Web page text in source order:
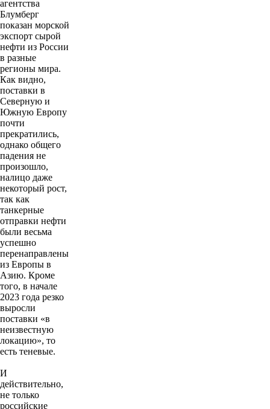
агентства
Блумберг
показан морской
экспорт сырой
нефти из России
в разные
регионы мира.
Как видно,
поставки в
Северную и
Южную Европу
почти
прекратились,
однако общего
падения не
произошло,
налицо даже
некоторый рост,
так как
танкерные
отправки нефти
были весьма
успешно
перенаправлены
из Европы в
Азию. Кроме
того, в начале
2023 года резко
выросли
поставки «в
неизвестную
локацию», то
есть теневые.
И
действительно,
не только
российские